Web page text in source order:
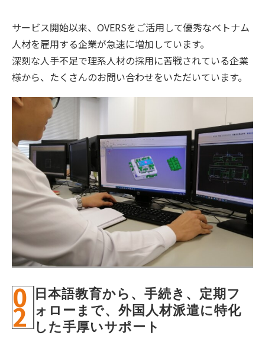
サービス開始以来、OVERSをご活用して優秀なベトナム
人材を雇用する企業が急速に増加しています。
深刻な人手不足で理系人材の採用に苦戦されている企業
様から、たくさんのお問い合わせをいただいています。
0
2
日本語教育から、手続き、定期フ
ォローまで、外国人材派遣に特化
した手厚いサポート